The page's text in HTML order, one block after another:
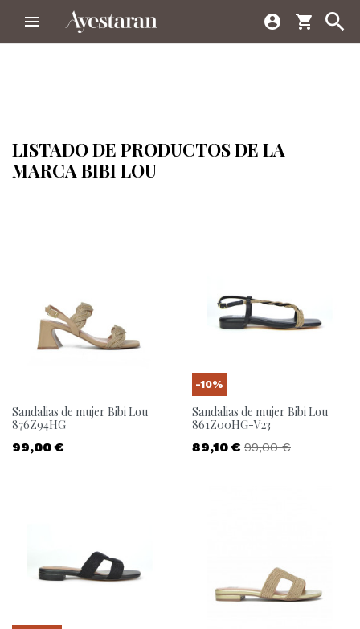
  shopping_cart 
LISTADO DE PRODUCTOS DE LA
MARCA BIBI LOU
Sandalias de mujer Bibi Lou
876Z94HG
Precio
99,00 €
Sandalias de mujer Bibi Lou
861Z00HG-V23
Precio
89,10 € Precio base
99,00 €
-10%